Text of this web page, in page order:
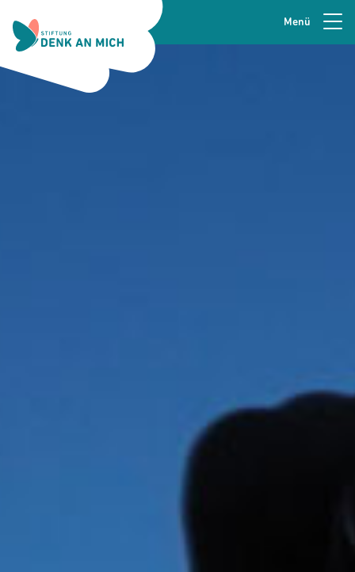
Zur Navigation springen
Zum Hauptinhalt springen
Seitenkopfzeile
Menü